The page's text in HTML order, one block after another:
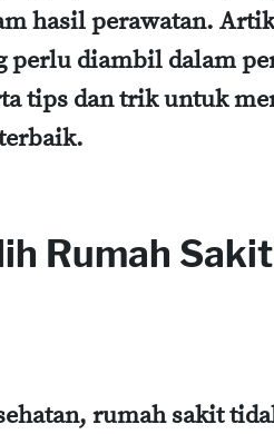
hasil perawatan.
perlu diambil dalam
tips dan trik untuk
Rumah
rumah sakit